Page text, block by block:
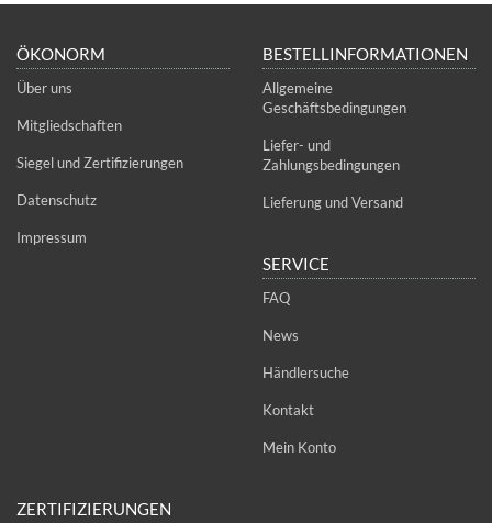
ÖKONORM
Über uns
Mitgliedschaften
Siegel und Zertifizierungen
Datenschutz
Impressum
BESTELLINFORMATIONEN
Allgemeine
Geschäftsbedingungen
Liefer- und
Zahlungsbedingungen
Lieferung und Versand
SERVICE
FAQ
News
Händlersuche
Kontakt
Mein Konto
ZERTIFIZIERUNGEN